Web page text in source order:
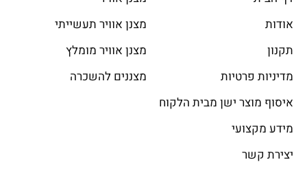
אודות
תקנון
מדיניות פרטיות
איסוף מוצר ישן מבית הלקוח
מידע מקצועי
יצירת קשר
מצנן אוויר תעשייתי
מצנן אוויר מומלץ
מצננים להשכרה